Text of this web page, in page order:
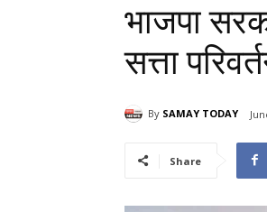
भाजपा
सत्ता
By SAMAY TODAY
Share